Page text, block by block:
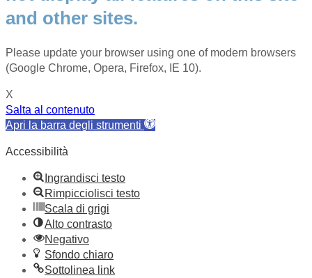
and other sites.
Please update your browser using one of modern browsers
(Google Chrome, Opera, Firefox, IE 10).
X
Salta al contenuto
Apri la barra degli strumenti
Accessibilità
Ingrandisci testo
Rimpicciolisci testo
Scala di grigi
Alto contrasto
Negativo
Sfondo chiaro
Sottolinea link